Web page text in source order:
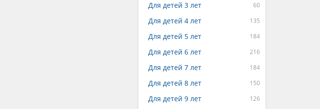
Для детей 3 лет
Для детей 4 лет
Для детей 5 лет
Для детей 6 лет
Для детей 7 лет
Для детей 8 лет
Для детей 9 лет